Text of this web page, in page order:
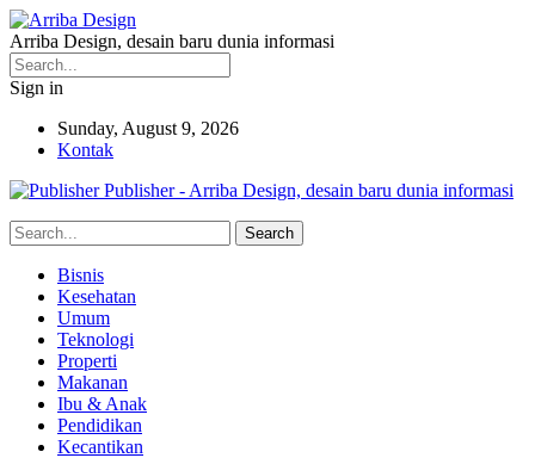
Arriba Design, desain baru dunia informasi
Sign in
Sunday, August 9, 2026
Kontak
Publisher - Arriba Design, desain baru dunia informasi
Bisnis
Kesehatan
Umum
Teknologi
Properti
Makanan
Ibu & Anak
Pendidikan
Kecantikan